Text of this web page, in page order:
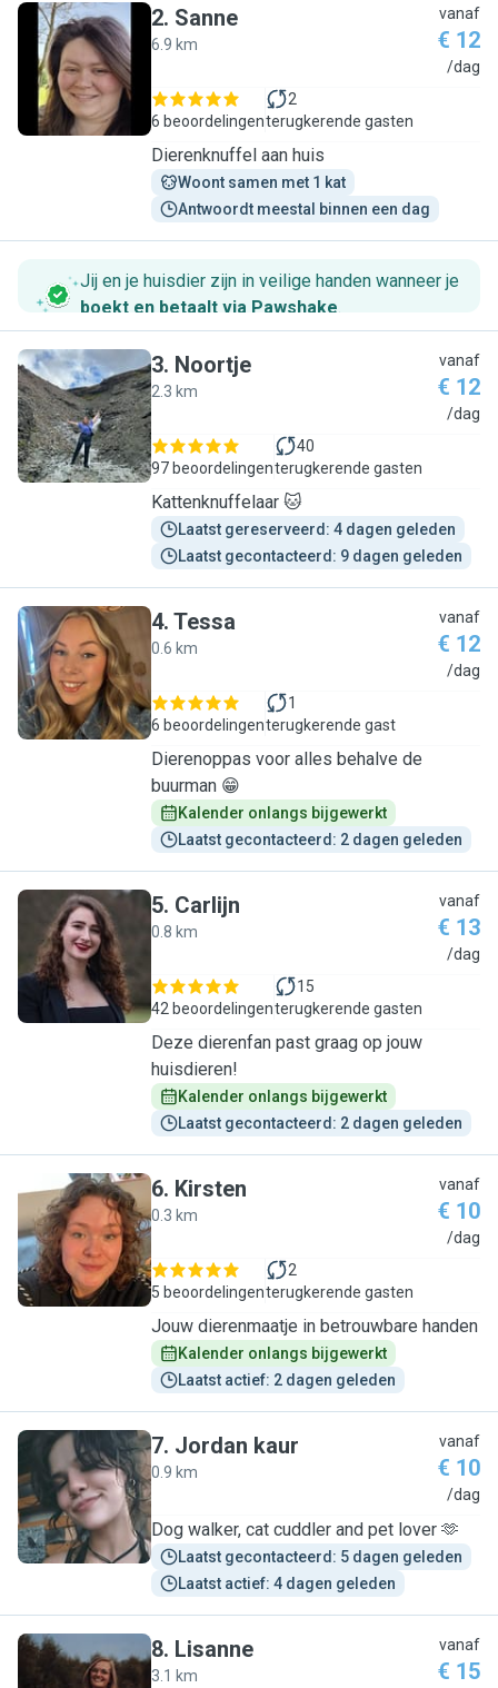
S
2. Sanne
6.9 km
vanaf
€ 12
/dag
6 beoordelingen
2
terugkerende gasten
Dierenknuffel aan huis
Woont samen met 1 kat
Antwoordt meestal binnen een dag
Jij en je huisdier zijn in veilige handen wanneer je
boekt en betaalt via Pawshake.
N
3. Noortje
2.3 km
vanaf
€ 12
/dag
97 beoordelingen
40
terugkerende gasten
Kattenknuffelaar 🐱
Laatst gereserveerd: 4 dagen geleden
Laatst gecontacteerd: 9 dagen geleden
T
4. Tessa
0.6 km
vanaf
€ 12
/dag
6 beoordelingen
1
terugkerende gast
Dierenoppas voor alles behalve de
buurman 😁
Kalender onlangs bijgewerkt
Laatst gecontacteerd: 2 dagen geleden
C
5. Carlijn
0.8 km
vanaf
€ 13
/dag
42 beoordelingen
15
terugkerende gasten
Deze dierenfan past graag op jouw
huisdieren!
Kalender onlangs bijgewerkt
Laatst gecontacteerd: 2 dagen geleden
K
6. Kirsten
0.3 km
vanaf
€ 10
/dag
5 beoordelingen
2
terugkerende gasten
Jouw dierenmaatje in betrouwbare handen
Kalender onlangs bijgewerkt
Laatst actief: 2 dagen geleden
J
7. Jordan kaur
0.9 km
vanaf
€ 10
/dag
Dog walker, cat cuddler and pet lover 🫶
Laatst gecontacteerd: 5 dagen geleden
Laatst actief: 4 dagen geleden
8. Lisanne
3.1 km
vanaf
€ 15